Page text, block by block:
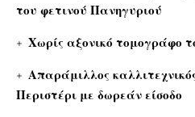
του φετινού Πανηγυριού
Χωρίς αξονικό τομογράφο
Απαράμιλλος
Περιστέρι με δωρεάν είσοδο